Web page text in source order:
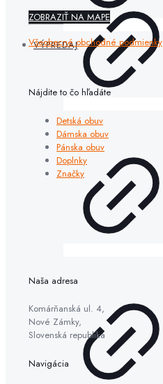
VÝPREDAJ
ZOBRAZIŤ NA MAPE
Všeobecné obchodné podmienky
Nájdite to čo hľadáte
Detská obuv
Dámska obuv
Pánska obuv
Doplnky
Značky
Naša adresa
Komárňanská ul. 4,
Nové Zámky,
Slovenská republika
Navigácia